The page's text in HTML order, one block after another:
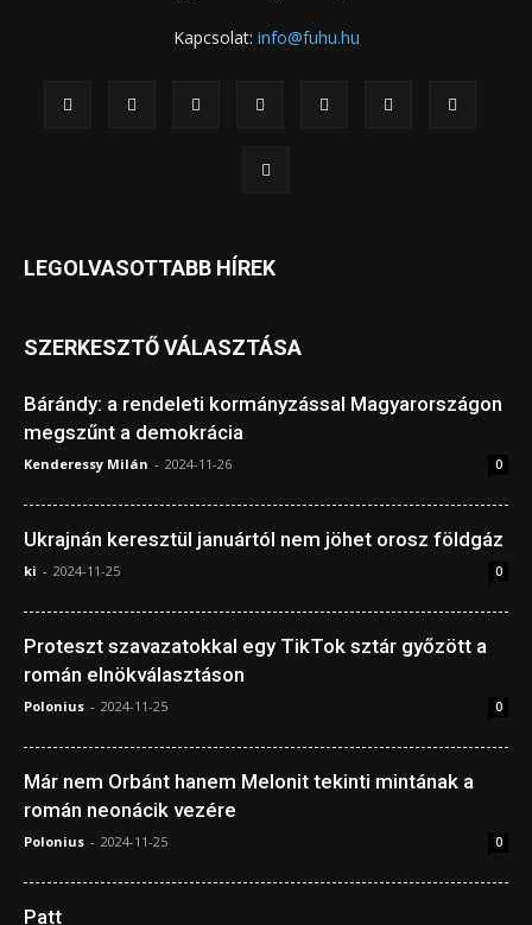
Kapcsolat: info@fuhu.hu
LEGOLVASOTTABB HÍREK
SZERKESZTŐ VÁLASZTÁSA
Bárándy: a rendeleti kormányzással Magyarországon
megszűnt a demokrácia
Kenderessy Milán - 2024-11-26 0
Ukrajnán keresztül januártól nem jöhet orosz földgáz
ki - 2024-11-25 0
Proteszt szavazatokkal egy TikTok sztár győzött a
román elnökválasztáson
Polonius - 2024-11-25 0
Már nem Orbánt hanem Melonit tekinti mintának a
román neonácik vezére
Polonius - 2024-11-25 0
Patt